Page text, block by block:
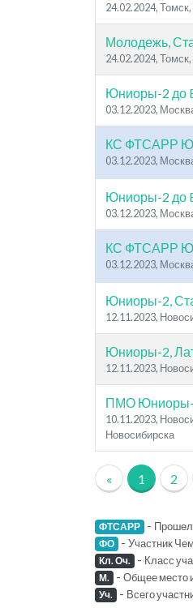
24.02.2024,
Молодежь,
24.02.2024,
Юниоры-2 до
03.12.2023,
КС ФТСАРР
03.12.2023,
Юниоры-2 до
03.12.2023,
КС ФТСАРР
03.12.2023,
Юниоры-2,
12.11.2023,
Юниоры-2,
12.11.2023,
ПМО Юниоры-
10.11.2023,
Новосибирска
« 1 2
ФТСАРР - Прошел
ФО - Участник
Кл. Оч. - Класс
М. - Общее место
Уч. - Всего